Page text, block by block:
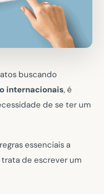
buscando
internacionais, é
de se ter um
essenciais a
de escrever um